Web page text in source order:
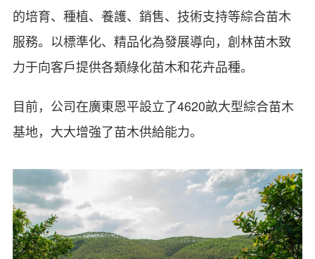
的培育、種植、養護、銷售、技術支持等綜合苗木
服務。以標準化、精品化為發展導向，創林苗木致
力于向客戶提供各類綠化苗木和花卉品種。
目前，公司在廣東恩平設立了4620畝大型綜合苗木
基地，大大增強了苗木供給能力。